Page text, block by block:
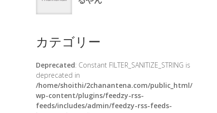
カテゴリー
Deprecated: Constant FILTER_SANITIZE_STRING is
deprecated in
/home/shoithi/2chanantena.com/public_html/
wp-content/plugins/feedzy-rss-
feeds/includes/admin/feedzy-rss-feeds-